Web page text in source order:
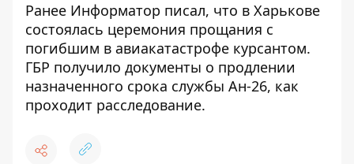
Ранее Информатор писал, что в Харькове
состоялась церемония прощания с
погибшим в авиакатастрофе курсантом.
ГБР получило документы о продлении
назначенного срока службы Ан-26, как
проходит расследование.